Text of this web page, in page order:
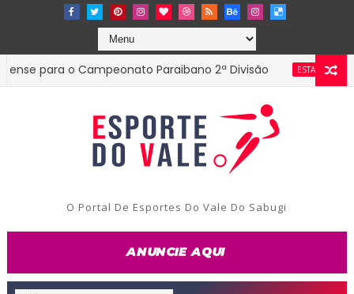
o Campeonato Paraibano 2ª Divisão ESTADUAL
O Portal De Esportes Do Vale Do Sabugi